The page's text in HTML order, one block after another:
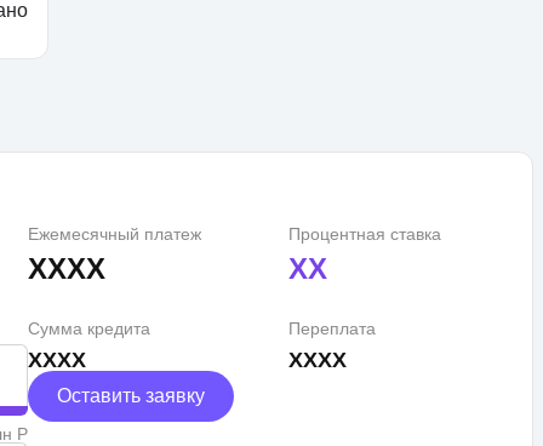
Р
Ежемесячный платеж
XXXX
Процентная ставка
XX
Сумма кредита
XXXX
Переплата
XXXX
Оставить заявку